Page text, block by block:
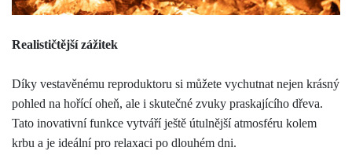
Realističtější zážitek
Díky vestavěnému reproduktoru si můžete vychutnat nejen krásný
pohled na hořící oheň, ale i skutečné zvuky praskajícího dřeva.
Tato inovativní funkce vytváří ještě útulnější atmosféru kolem
krbu a je ideální pro relaxaci po dlouhém dni.